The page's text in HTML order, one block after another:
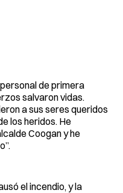
de primera
salvaron vidas.
a sus seres queridos
los heridos. He
Coogan y he
el incendio, y la